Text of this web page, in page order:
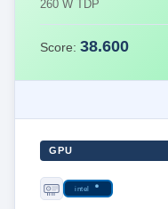
260 W TDP
Score: 38.600
GPU
intel